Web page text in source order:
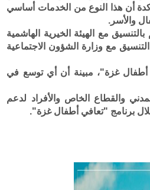
أن هذا النوع من الخدمات أساسي
والأسر.
مع الهيئة الخيرية الهاشمية
مع وزارة الشؤون الاجتماعية
أطفال غزة"، مبينة أن أي توسع في
والقطاع الخاص والأفراد لدعم
برنامج "تعافي أطفال غزة".